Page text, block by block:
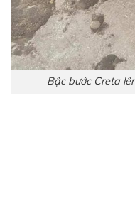
Bậc bước Creta